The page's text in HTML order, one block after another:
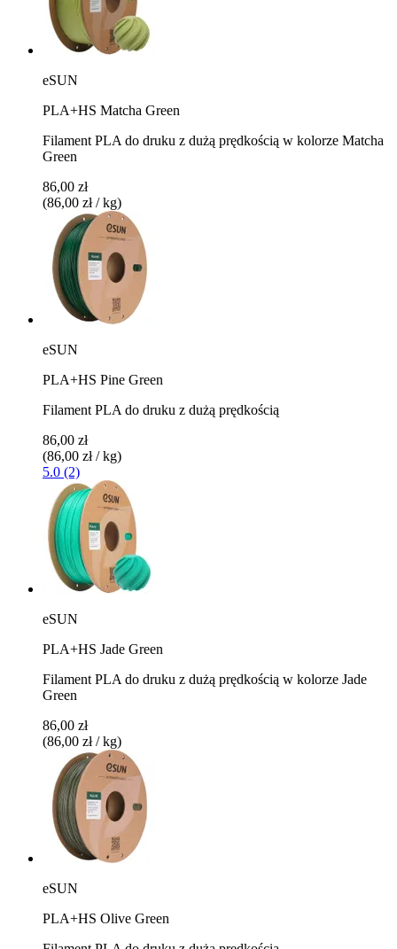
eSUN
PLA+HS Matcha Green
Filament PLA do druku z dużą prędkością w kolorze Matcha
Green
86,00 zł
(86,00 zł / kg)
eSUN
PLA+HS Pine Green
Filament PLA do druku z dużą prędkością
86,00 zł
(86,00 zł / kg)
5.0 (2)
eSUN
PLA+HS Jade Green
Filament PLA do druku z dużą prędkością w kolorze Jade
Green
86,00 zł
(86,00 zł / kg)
eSUN
PLA+HS Olive Green